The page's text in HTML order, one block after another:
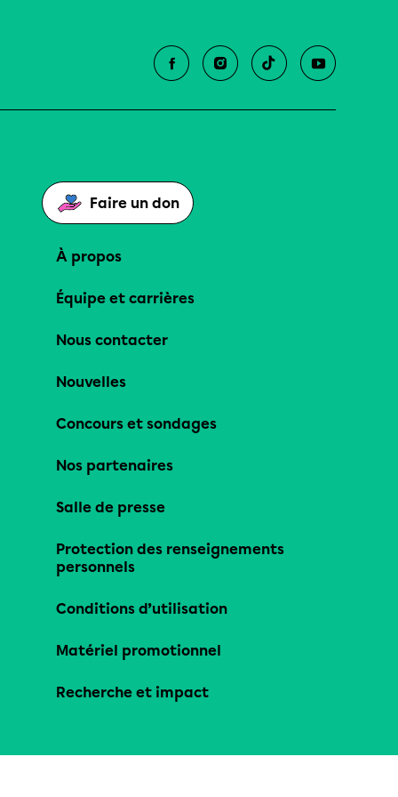
Faire un don
À propos
Équipe et carrières
Nous contacter
Nouvelles
Concours et sondages
Nos partenaires
Salle de presse
Protection des renseignements
personnels
Conditions d’utilisation
Matériel promotionnel
Recherche et impact